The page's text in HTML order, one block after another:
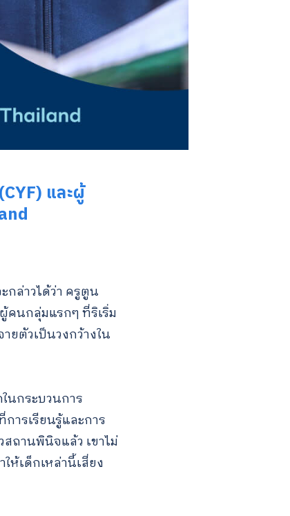
และผู้
กล่าวได้ว่า ครูตูน
คนกลุ่มแรกๆ ที่ริเริ่ม
ยตัวเป็นวงกว้างใน
นกระบวนการ
ารเรียนรู้และการ
ถานพินิจแล้ว เขาไม่
ห้เด็กเหล่านี้เสี่ยง